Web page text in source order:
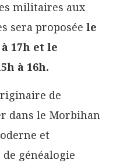
militaires aux
sera proposée le
17h et le
à 16h.
de
dans le Morbihan
et
généalogie